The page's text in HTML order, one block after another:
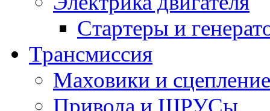
Стартеры и
Трансмиссия
Маховики и сцепление
Привода и ШРУСы